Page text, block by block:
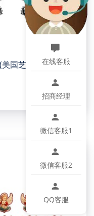
outlet wall plate
with a
white/gray
durable, and
for home electrical
bathrooms,
junction boxes,
quality print,
H): 429x 696or
国芝加哥5号工厂)
在线客服
招商经理
微信客服1
微信客服2
QQ客服